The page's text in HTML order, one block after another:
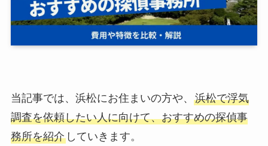
当記事では、浜松にお住まいの方や、 浜松で浮気
調査を依頼したい人に向けて、おすすめの探偵事
務所を紹介していきます。